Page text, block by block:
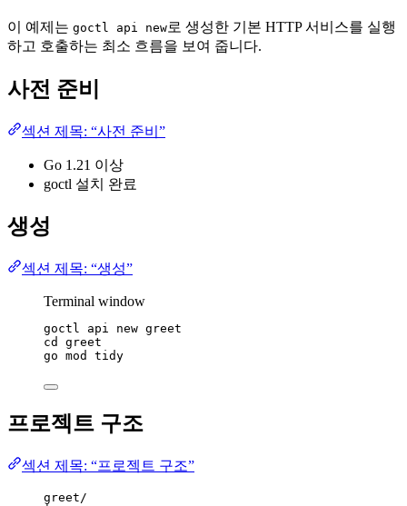
이 예제는 goctl api new로 생성한 기본 HTTP 서비스를 실행
하고 호출하는 최소 흐름을 보여 줍니다.
사전 준비
섹션 제목: “사전 준비”
Go 1.21 이상
goctl 설치 완료
생성
섹션 제목: “생성”
Terminal window
goctl api new greet
cd
greet
go mod tidy
프로젝트 구조
섹션 제목: “프로젝트 구조”
greet/